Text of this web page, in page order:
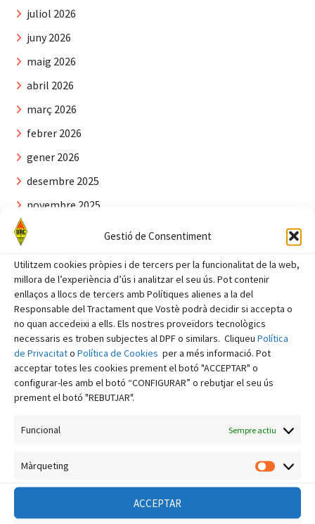
Gestió de Consentiment
Utilitzem cookies pròpies i de tercers per la funcionalitat de la web,
millora de l’experiència d’ús i analitzar el seu ús. Pot contenir
enllaços a llocs de tercers amb Polítiques alienes a la del
Responsable del Tractament que Vostè podrà decidir si accepta o
no quan accedeixi a ells. Els nostres proveïdors tecnològics
necessaris es troben subjectes al DPF o similars. Cliqueu Política
de Privacitato Política de Cookies per a més informació. Pot
acceptar totes les cookies prement el botó "ACCEPTAR" o
configurar-les amb el botó “CONFIGURAR” o rebutjar el seu ús
prement el botó "REBUTJAR".
Funcional Sempre actiu
Màrqueting
ACCEPTAR
juliol 2026
juny 2026
maig 2026
abril 2026
març 2026
febrer 2026
gener 2026
desembre 2025
novembre 2025
octubre 2025
agost 2025
juliol 2025
juny 2025
maig 2025
abril 2025
març 2025
desembre 2024
novembre 2024
octubre 2024